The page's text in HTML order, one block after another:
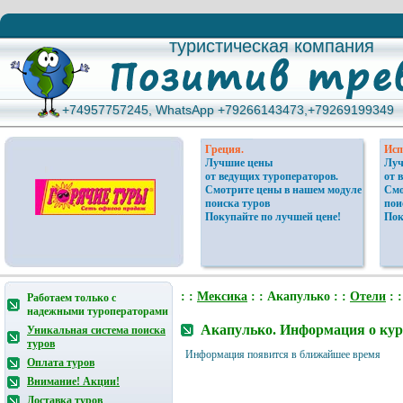
туристическая компания
туристическая компания
+74957757245, WhatsApp +79266143473,+79269199349
+74957757245, WhatsApp +79266143473,+79269199349
Греция.
Лучшие цены
от ведущих туроператоров.
Смотрите цены в нашем модуле
поиска туров
Покупайте по лучшей цене!
от
Работаем только с
надежными туроператорами
Уникальная система поиска
туров
Оплата туров
Внимание! Акции!
Доставка туров
: : Мексика : : Акапулько : : Отели :
Акапулько. Информация о
Информация появится в ближайшее время